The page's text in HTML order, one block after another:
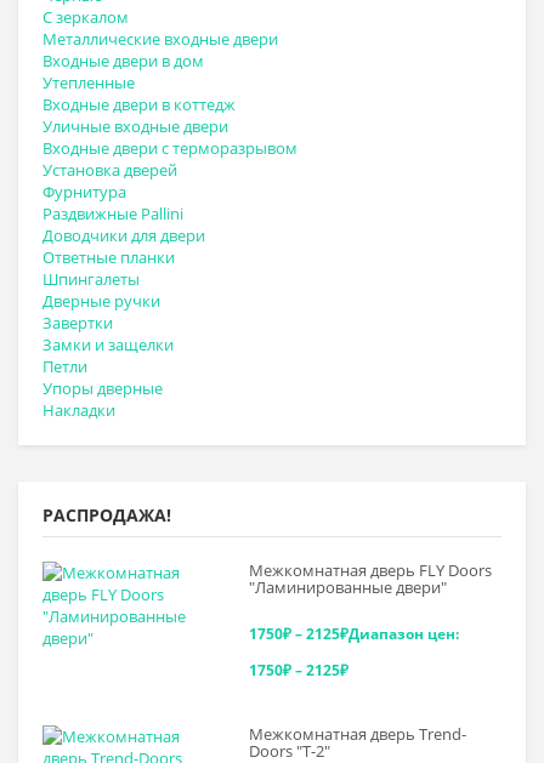
С зеркалом
Металлические входные двери
Входные двери в дом
Утепленные
Входные двери в коттедж
Уличные входные двери
Входные двери с терморазрывом
Установка дверей
Фурнитура
Раздвижные Pallini
Доводчики для двери
Ответные планки
Шпингалеты
Дверные ручки
Завертки
Замки и защелки
Петли
Упоры дверные
Накладки
РАСПРОДАЖА!
Межкомнатная дверь FLY Doors
"Ламинированные двери"
1750₽–2125₽Диапазон цен:
1750₽ – 2125₽
Межкомнатная дверь Trend-
Doоrs "Т-2"